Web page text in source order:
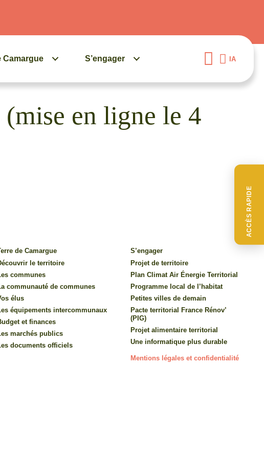
ACCÈS RAPIDE
Camargue S’engager IA
en ligne le 4
de Camargue
le territoire
communes
communauté de communes
élus
équipements intercommunaux
et finances
marchés publics
documents officiels
S’engager
Projet de territoire
Plan Climat Air Énergie Territorial
Programme local de l’habitat
Petites villes de demain
Pacte territorial France Rénov’
(PIG)
Projet alimentaire territorial
Une informatique plus durable
Mentions légales et confidentialité